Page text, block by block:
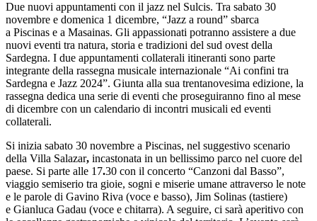
Due nuovi appuntamenti con il jazz nel Sulcis. Tra sabato 30
novembre e domenica 1 dicembre, “Jazz a round” sbarca
a Piscinas e a Masainas. Gli appassionati potranno assistere a due
nuovi eventi tra natura, storia e tradizioni del sud ovest della
Sardegna. I due appuntamenti collaterali itineranti sono parte
integrante della rassegna musicale internazionale “Ai confini tra
Sardegna e Jazz 2024”. Giunta alla sua trentanovesima edizione, la
rassegna dedica una serie di eventi che proseguiranno fino al mese
di dicembre con un calendario di incontri musicali ed eventi
collaterali.
Si inizia sabato 30 novembre a Piscinas, nel suggestivo scenario
della Villa Salazar, incastonata in un bellissimo parco nel cuore del
paese. Si parte alle 17.30 con il concerto “Canzoni dal Basso”,
viaggio semiserio tra gioie, sogni e miserie umane attraverso le note
e le parole di Gavino Riva (voce e basso), Jim Solinas (tastiere)
e Gianluca Gadau (voce e chitarra). A seguire, ci sarà aperitivo con